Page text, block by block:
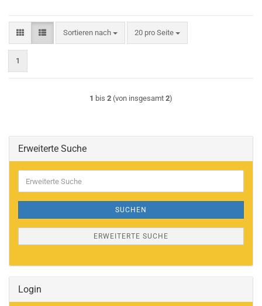
Sortieren nach
Sortieren nach 20 pro Seite
pro Seite
1
1 bis 2 (von insgesamt 2)
Erweiterte Suche
Suche
SUCHEN
ERWEITERTE SUCHE
Login